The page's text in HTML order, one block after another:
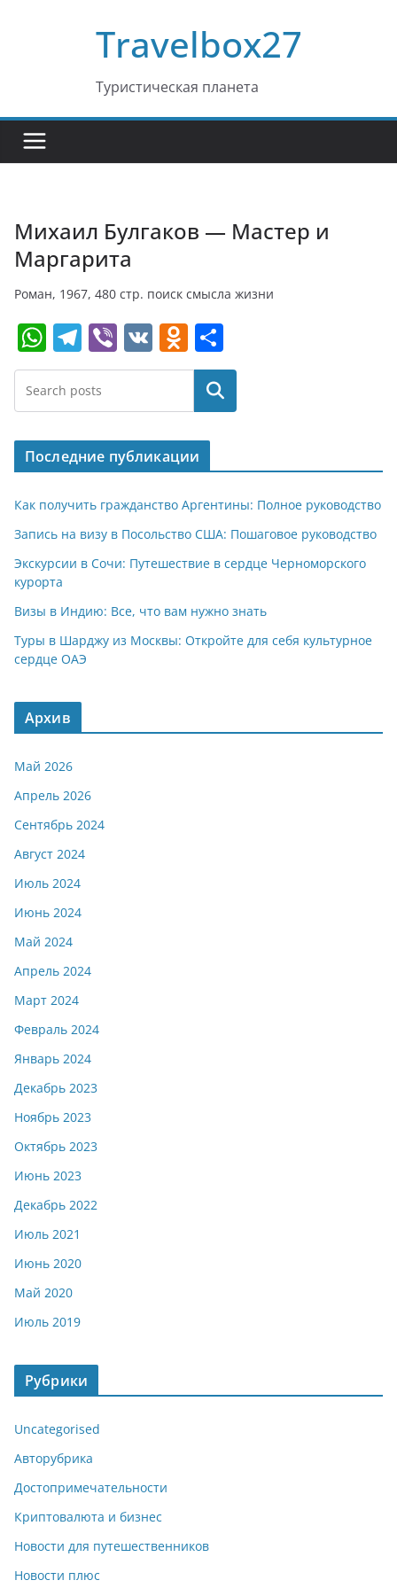
Travelbox27
Туристическая планета
Михаил Булгаков — Мастер и
Маргарита
Роман, 1967, 480 стр. поиск смысла жизни
W
h
at
s
A
p
p
T
el
e
gr
a
m
Vi
b
V
K
O
d
o
kl
a
ss
ni
ki
т
п
р
в
и
т
ь
Поиск
Последние публикации
Как получить гражданство Аргентины: Полное руководство
Запись на визу в Посольство США: Пошаговое руководство
Экскурсии в Сочи: Путешествие в сердце Черноморского
курорта
Визы в Индию: Все, что вам нужно знать
Туры в Шарджу из Москвы: Откройте для себя культурное
сердце ОАЭ
Архив
Май 2026
Апрель 2026
Сентябрь 2024
Август 2024
Июль 2024
Июнь 2024
Май 2024
Апрель 2024
Март 2024
Февраль 2024
Январь 2024
Декабрь 2023
Ноябрь 2023
Октябрь 2023
Июнь 2023
Декабрь 2022
Июль 2021
Июнь 2020
Май 2020
Июль 2019
Рубрики
Uncategorised
Авторубрика
Достопримечательности
Криптовалюта и бизнес
Новости для путешественников
Новости плюс